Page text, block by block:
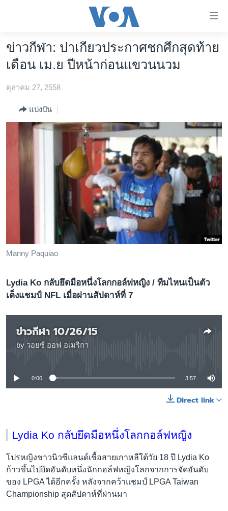
ต่อ
ข้าม
ไป
เนื้อหา
ไป
หน้าหลัก
โลก
เอเชีย
สหรัฐฯ
ไทย
ธุรกิจ
วิทยาศาสตร์
สังคมและสุขภาพ
ตรวจสอบข่าว
เรียนรู้ภาษาอังกฤษ
พอดคาสต์
ติดตามเรา
เลือกภาษา
ข่าวกีฬา: ปาเกียวประกาศชกศึกสุดท้าย
เดือน เม.ย ปีหน้าก่อนแขวนนวม
ตุลาคม 27, 2558
แบ่งปัน
Manny Paquiao
Lydia Ko กลับยึดมือหนึ่งโลกกอล์ฟหญิง / ทีมไหนเป็นตัว
เต็งแชมป์ NFL เมื่อผ่านสัปดาห์ที่ 7
ข่าวกีฬา 10/26/15
by วอยซ์ ออฟ อเมริกา
No media source currently available
0:00 3:57
Direct link
Lydia Ko กลับยึดมือหนึ่งโลกกอล์ฟหญิง
โปรหญิงชาวนิวซีแลนด์เชื้อสายเกาหลีใต้วัย 18 ปี Lydia Ko
ก้าวขึ้นไปยึดอันดับหนึ่งนักกอล์ฟหญิงโลกจากการจัดอันดับ
ของ LPGA ได้อีกครั้ง หลังจากคว้าแชมป์ LPGA Taiwan
Championship สุดสัปดาห์ที่ผ่านมา